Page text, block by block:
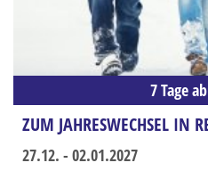
KUNDEN
7 Tage
ZUM JAHRESWECHSEL IN
27.12. - 02.01.2027